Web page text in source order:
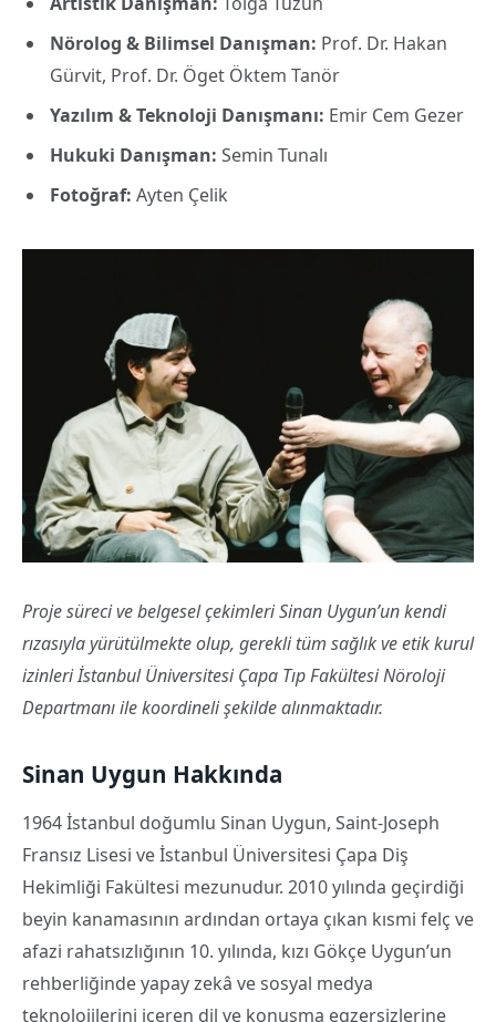
Nörolog & Bilimsel Danışman: Prof. Dr. Hakan
Gürvit, Prof. Dr. Öget Öktem Tanör
Yazılım & Teknoloji Danışmanı: Emir Cem Gezer
Hukuki Danışman: Semin Tunalı
Fotoğraf: Ayten Çelik
Proje süreci ve belgesel çekimleri Sinan Uygun’un kendi
rızasıyla yürütülmekte olup, gerekli tüm sağlık ve etik kurul
izinleri İstanbul Üniversitesi Çapa Tıp Fakültesi Nöroloji
Departmanı ile koordineli şekilde alınmaktadır.
Sinan Uygun Hakkında
1964 İstanbul doğumlu Sinan Uygun, Saint-Joseph
Fransız Lisesi ve İstanbul Üniversitesi Çapa Diş
Hekimliği Fakültesi mezunudur. 2010 yılında geçirdiği
beyin kanamasının ardından ortaya çıkan kısmi felç ve
afazi rahatsızlığının 10. yılında, kızı Gökçe Uygun’un
rehberliğinde yapay zekâ ve sosyal medya
teknolojilerini içeren dil ve konuşma egzersizlerine